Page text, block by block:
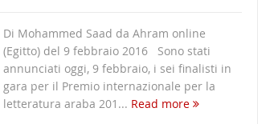
Di Mohammed Saad da Ahram online
(Egitto) del 9 febbraio 2016 Sono stati
annunciati oggi, 9 febbraio, i sei finalisti in
gara per il Premio internazionale per la
letteratura araba 201... Read more